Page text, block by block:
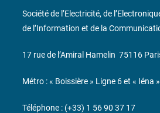
Société de l’Electricité, de
de l’Information et de la
17 rue de l’Amiral Hamelin 75116
Métro : « Boissière » Ligne 6 et « Iéna
Téléphone : (+33) 1 56 90 37 17